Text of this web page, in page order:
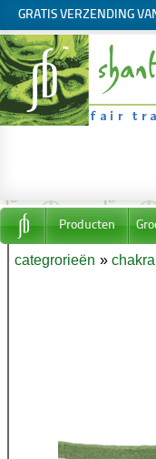
GRATIS VERZENDING
Producten
categrorieën »